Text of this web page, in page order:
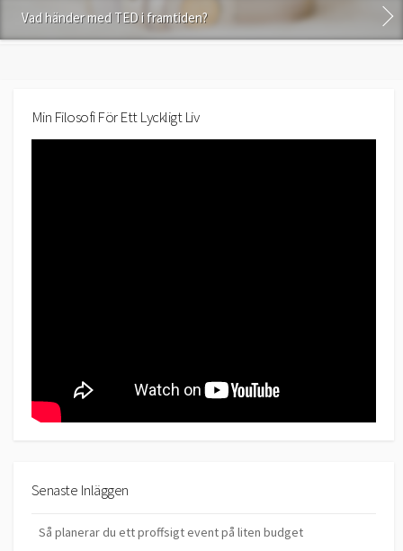
Vad händer med TED i framtiden?
Min Filosofi För Ett Lyckligt Liv
Senaste Inläggen
Så planerar du ett proffsigt event på liten budget